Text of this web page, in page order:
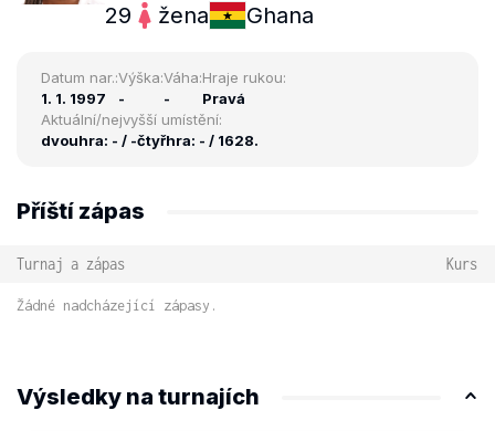
29 žena Ghana
Datum nar.:
1. 1. 1997
Výška:
-
Váha:
-
Hraje rukou:
Pravá
Aktuální/nejvyšší umístění:
dvouhra: - / -čtyřhra: - / 1628.
Příští zápas
Turnaj a zápas Kurs
Žádné nadcházející zápasy.
Výsledky na turnajích